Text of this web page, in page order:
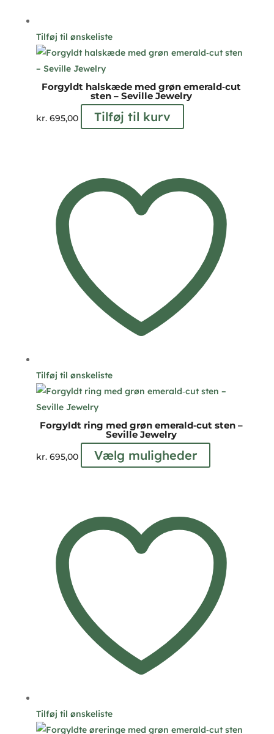
Tilføj til ønskeliste
Forgyldt halskæde med grøn emerald‑cut
sten – Seville Jewelry
kr.695,00 Tilføj til kurv
Tilføj til ønskeliste
Forgyldt ring med grøn emerald‑cut sten –
Seville Jewelry
kr.695,00 Vælg muligheder
vare
Mulighederne
kan
vælges
på
varesiden
Tilføj til ønskeliste